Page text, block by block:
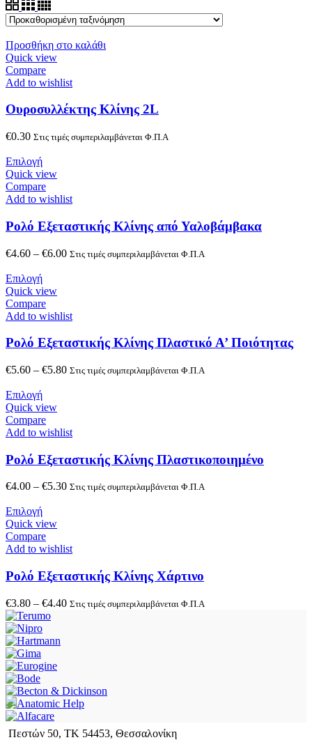
Προσθήκη στο καλάθι
Quick view
Compare
Add to wishlist
Ουροσυλλέκτης Κλίνης 2L
€0.30 Στις τιμές συμπεριλαμβάνεται Φ.Π.Α
Επιλογή
Quick view
Compare
Add to wishlist
Ρολό Εξεταστικής Κλίνης από Υαλοβάμβακα
€4.60 – €6.00 Στις τιμές συμπεριλαμβάνεται Φ.Π.Α
Επιλογή
Quick view
Compare
Add to wishlist
Ρολό Εξεταστικής Κλίνης Πλαστικό Α’ Ποιότητας
€5.60 – €5.80 Στις τιμές συμπεριλαμβάνεται Φ.Π.Α
Επιλογή
Quick view
Compare
Add to wishlist
Ρολό Εξεταστικής Κλίνης Πλαστικοποιημένο
€4.00 – €5.30 Στις τιμές συμπεριλαμβάνεται Φ.Π.Α
Επιλογή
Quick view
Compare
Add to wishlist
Ρολό Εξεταστικής Κλίνης Χάρτινο
€3.80 – €4.40 Στις τιμές συμπεριλαμβάνεται Φ.Π.Α
Πεστών 50, ΤΚ 54453, Θεσσαλονίκη